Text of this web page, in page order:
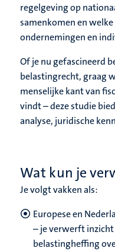
regelgeving op
samenkomen en
ondernemingen en
Of je nu gefascineerd
belastingrecht, graag
menselijke kant van
vindt – deze studie
analyse, juridische
Wat kun je
Je volgt vakken als:
Europese en
– je verwerft
belastingheffing